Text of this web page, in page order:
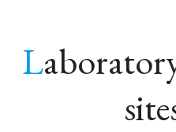
Laboratory related